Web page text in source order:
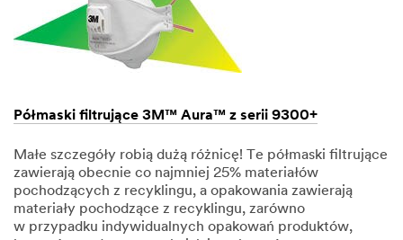
Półmaski filtrujące 3M™ Aura™ z serii 9300+
Małe szczegóły robią dużą różnicę! Te półmaski filtrujące
zawierają obecnie co najmniej 25% materiałów
pochodzących z recyklingu, a opakowania zawierają
materiały pochodzące z recyklingu, zarówno
w przypadku indywidualnych opakowań produktów,